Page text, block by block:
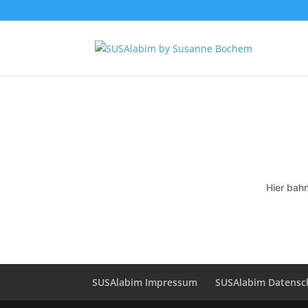
Hier
SUSAlabim Impressum SUSAlabim